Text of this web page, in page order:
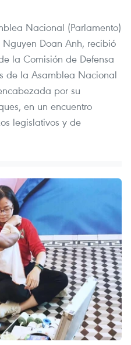
Nacional (Parlamento)
Doan Anh, recibió
la Comisión de Defensa
de la Asamblea Nacional
por su
en un encuentro
legislativos y de